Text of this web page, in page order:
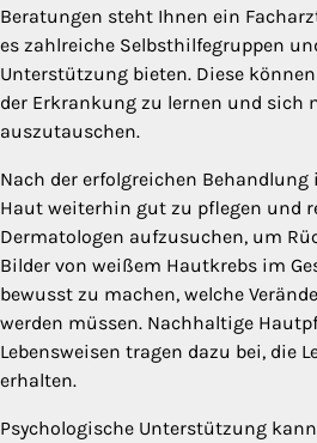
Beratungen steht Ihnen ein
es zahlreiche Selbsthilfegruppen
Unterstützung bieten. Diese
der Erkrankung zu lernen und sich
auszutauschen.
Nach der erfolgreichen
Haut weiterhin gut zu pflegen und
Dermatologen aufzusuchen, um
Bilder von weißem Hautkrebs im
bewusst zu machen, welche
werden müssen. Nachhaltige
Lebensweisen tragen dazu bei, die
erhalten.
Psychologische Unterstützung